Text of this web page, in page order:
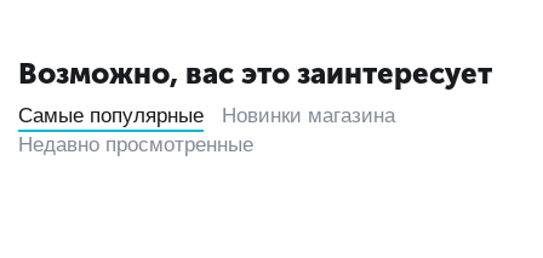
Возможно, вас это заинтересует
Самые популярные
Новинки магазина
Недавно просмотренные